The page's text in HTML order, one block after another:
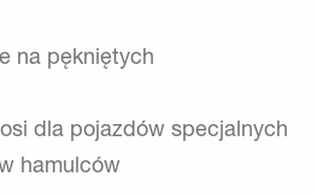
na pękniętych
dla pojazdów specjalnych
hamulców